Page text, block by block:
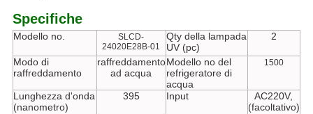
Specifiche
Modello no.
SLCD-
24020E28B-01
Qty della lampada
UV (pc)
2
Modo di
raffreddamento
raffreddamento
ad acqua
Modello no del
refrigeratore di
acqua
1500
Lunghezza d'onda
(nanometro)
395 Input
AC220V,
(facoltativo)